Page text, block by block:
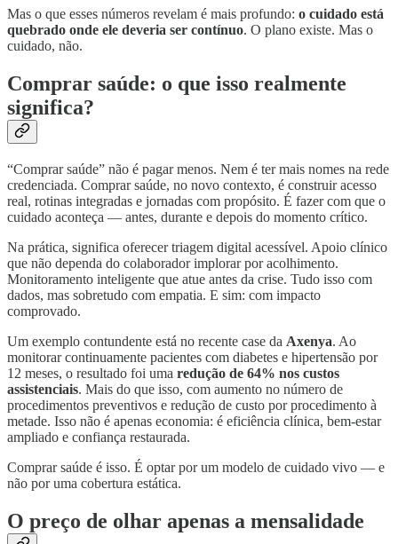
Mas o que esses números revelam é mais profundo: o cuidado está
quebrado onde ele deveria ser contínuo. O plano existe. Mas o
cuidado, não.
Comprar saúde: o que isso realmente
significa?
“Comprar saúde” não é pagar menos. Nem é ter mais nomes na rede
credenciada. Comprar saúde, no novo contexto, é construir acesso
real, rotinas integradas e jornadas com propósito. É fazer com que o
cuidado aconteça — antes, durante e depois do momento crítico.
Na prática, significa oferecer triagem digital acessível. Apoio clínico
que não dependa do colaborador implorar por acolhimento.
Monitoramento inteligente que atue antes da crise. Tudo isso com
dados, mas sobretudo com empatia. E sim: com impacto
comprovado.
Um exemplo contundente está no recente case da Axenya. Ao
monitorar continuamente pacientes com diabetes e hipertensão por
12 meses, o resultado foi uma redução de 64% nos custos
assistenciais. Mais do que isso, com aumento no número de
procedimentos preventivos e redução de custo por procedimento à
metade. Isso não é apenas economia: é eficiência clínica, bem-estar
ampliado e confiança restaurada.
Comprar saúde é isso. É optar por um modelo de cuidado vivo — e
não por uma cobertura estática.
O preço de olhar apenas a mensalidade